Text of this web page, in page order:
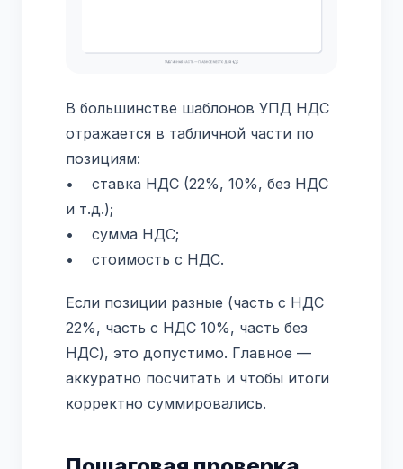
В большинстве шаблонов УПД НДС
отражается в табличной части по
позициям:
• ставка НДС (22%, 10%, без НДС
и т.д.);
• сумма НДС;
• стоимость с НДС.
Если позиции разные (часть с НДС
22%, часть с НДС 10%, часть без
НДС), это допустимо. Главное —
аккуратно посчитать и чтобы итоги
корректно суммировались.